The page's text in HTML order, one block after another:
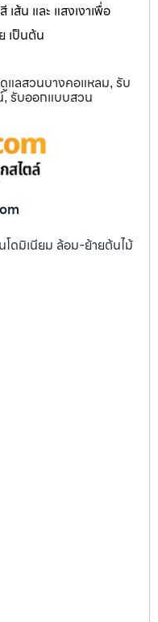
ส้น และ แสงเงาเพื่อ
เป็นต้น
แลสวนบางคอแหลม, รับ
,รับออกแบบสวน
ดมิเนียม ล้อม-ย้ายต้นไม้